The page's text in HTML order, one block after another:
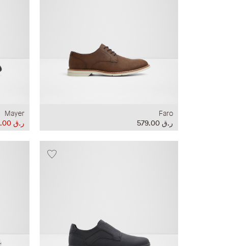
Faro
ر.ق‏ 579.00
Mayer
ر.ق‏ 279.00